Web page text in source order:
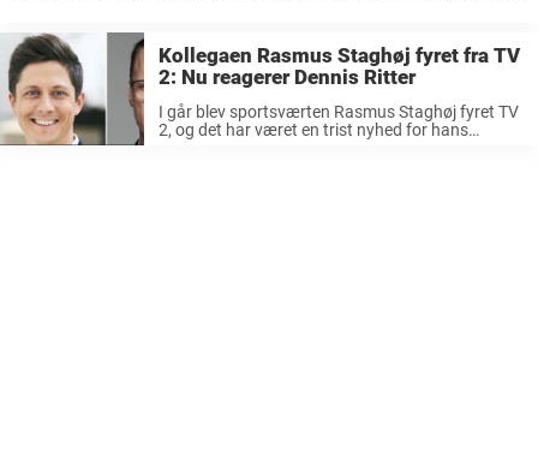
Kollegaen Rasmus Staghøj fyret fra TV
2: Nu reagerer Dennis Ritter
I går blev sportsværten Rasmus Staghøj fyret TV
2, og det har været en trist nyhed for hans